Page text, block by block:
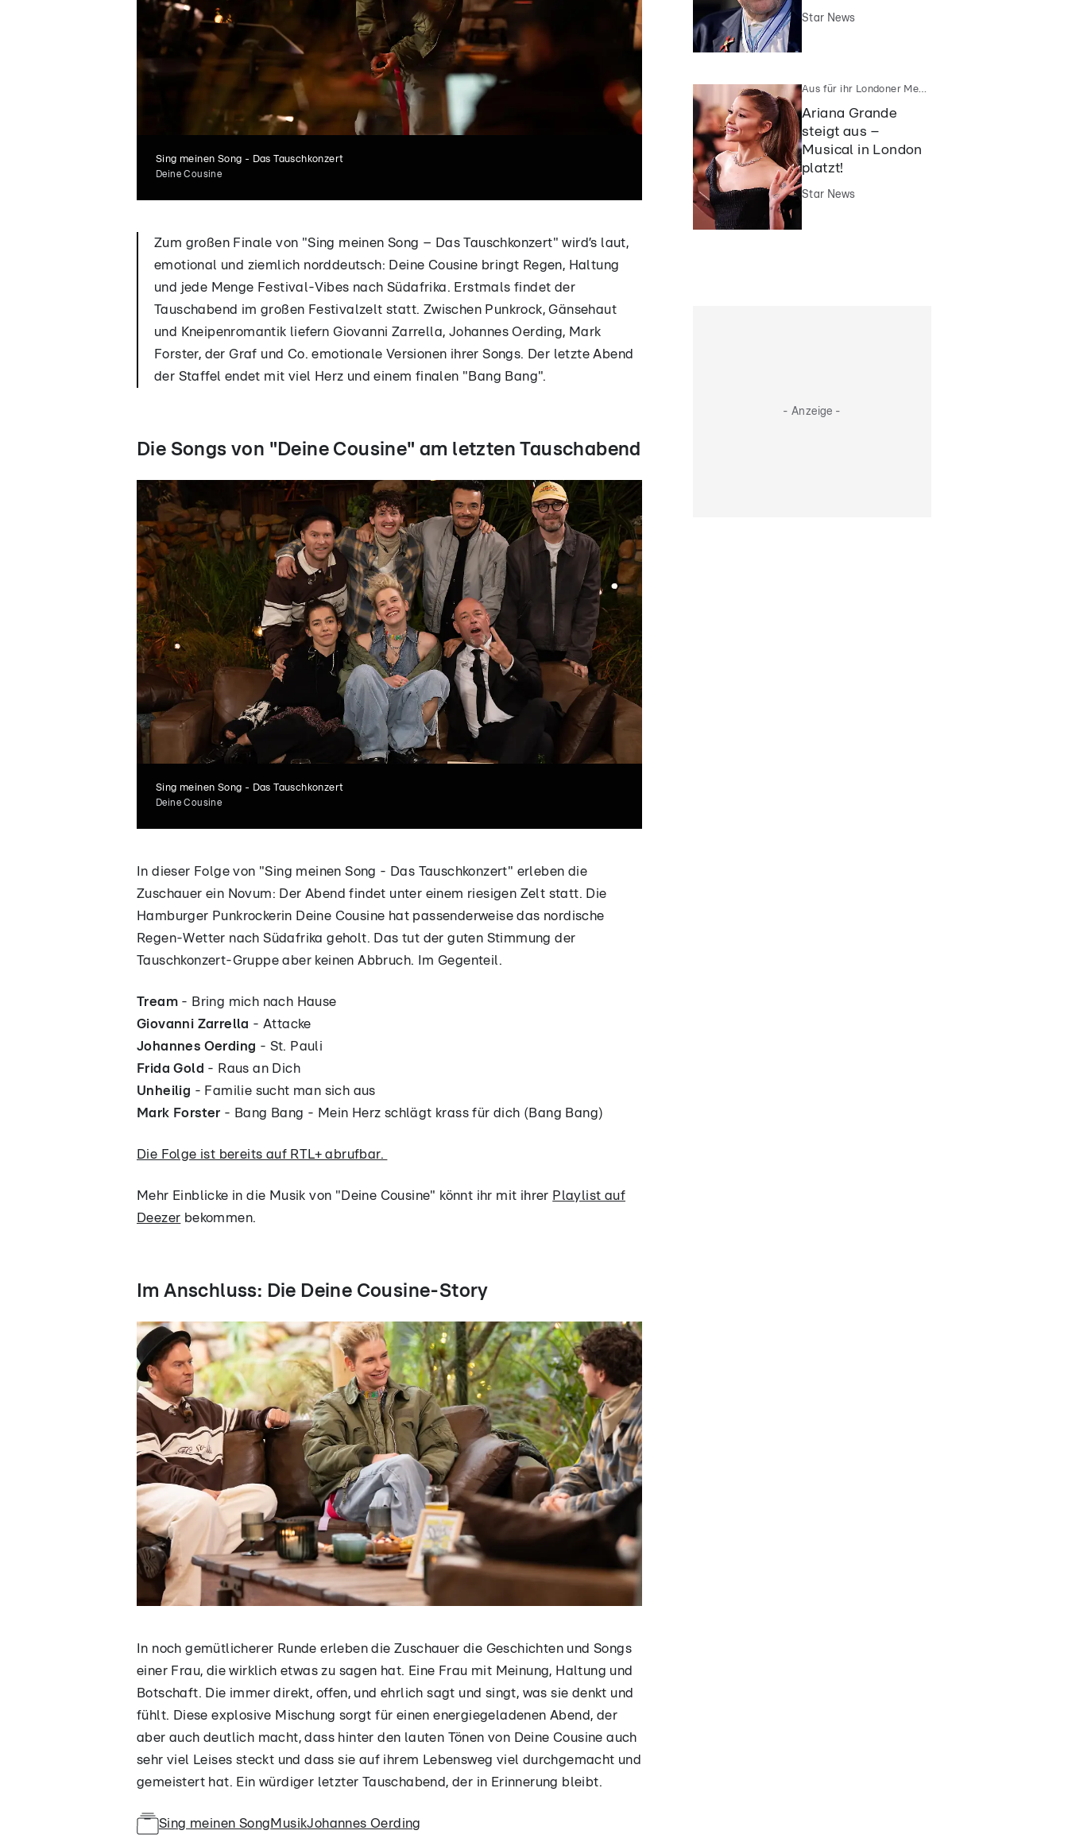
Sing meinen Song - Das Tauschkonzert
Deine Cousine
Zum großen Finale von "Sing meinen Song – Das Tauschkonzert" wird’s laut,
emotional und ziemlich norddeutsch: Deine Cousine bringt Regen, Haltung
und jede Menge Festival-Vibes nach Südafrika. Erstmals findet der
Tauschabend im großen Festivalzelt statt. Zwischen Punkrock, Gänsehaut
und Kneipenromantik liefern Giovanni Zarrella, Johannes Oerding, Mark
Forster, der Graf und Co. emotionale Versionen ihrer Songs. Der letzte Abend
der Staffel endet mit viel Herz und einem finalen "Bang Bang".
Die Songs von "Deine Cousine" am letzten Tauschabend
Sing meinen Song - Das Tauschkonzert
Deine Cousine
In dieser Folge von "Sing meinen Song - Das Tauschkonzert" erleben die
Zuschauer ein Novum: Der Abend findet unter einem riesigen Zelt statt. Die
Hamburger Punkrockerin Deine Cousine hat passenderweise das nordische
Regen-Wetter nach Südafrika geholt. Das tut der guten Stimmung der
Tauschkonzert-Gruppe aber keinen Abbruch. Im Gegenteil.
Tream - Bring mich nach Hause
Giovanni Zarrella - Attacke
Johannes Oerding - St. Pauli
Frida Gold - Raus an Dich
Unheilig - Familie sucht man sich aus
Mark Forster - Bang Bang - Mein Herz schlägt krass für dich (Bang Bang)
Die Folge ist bereits auf RTL+ abrufbar.
Mehr Einblicke in die Musik von "Deine Cousine" könnt ihr mit ihrer Playlist auf
Deezer bekommen.
Im Anschluss: Die Deine Cousine-Story
In noch gemütlicherer Runde erleben die Zuschauer die Geschichten und Songs
einer Frau, die wirklich etwas zu sagen hat. Eine Frau mit Meinung, Haltung und
Botschaft. Die immer direkt, offen, und ehrlich sagt und singt, was sie denkt und
fühlt. Diese explosive Mischung sorgt für einen energiegeladenen Abend, der
aber auch deutlich macht, dass hinter den lauten Tönen von Deine Cousine auch
sehr viel Leises steckt und dass sie auf ihrem Lebensweg viel durchgemacht und
gemeistert hat. Ein würdiger letzter Tauschabend, der in Erinnerung bleibt.
Sing meinen Song MusikJohannes Oerding
Star News
Aus für ihr Londoner Mega-Projekt
Ariana Grande
steigt aus –
Musical in London
platzt!
Star News
- Anzeige -